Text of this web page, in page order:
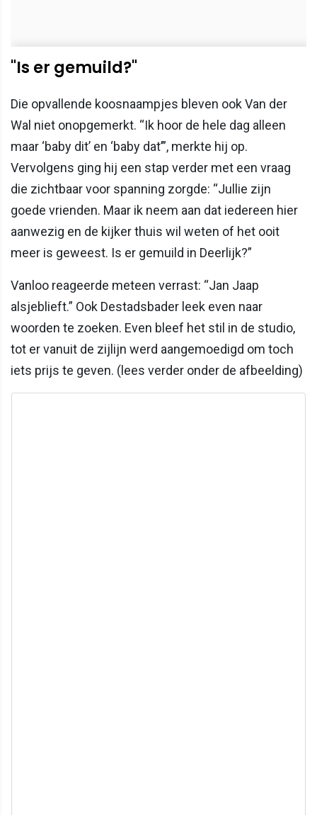
"Is er gemuild?"
Die opvallende koosnaampjes bleven ook Van der
Wal niet onopgemerkt. “Ik hoor de hele dag alleen
maar ‘baby dit’ en ‘baby dat’”, merkte hij op.
Vervolgens ging hij een stap verder met een vraag
die zichtbaar voor spanning zorgde: “Jullie zijn
goede vrienden. Maar ik neem aan dat iedereen hier
aanwezig en de kijker thuis wil weten of het ooit
meer is geweest. Is er gemuild in Deerlijk?”
Vanloo reageerde meteen verrast: “Jan Jaap
alsjeblieft.” Ook Destadsbader leek even naar
woorden te zoeken. Even bleef het stil in de studio,
tot er vanuit de zijlijn werd aangemoedigd om toch
iets prijs te geven. (lees verder onder de afbeelding)